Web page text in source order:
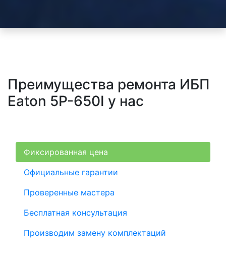
Преимущества ремонта ИБП
Eaton 5P-650I у нас
Фиксированная цена
Официальные гарантии
Проверенные мастера
Бесплатная консультация
Производим замену комплектаций